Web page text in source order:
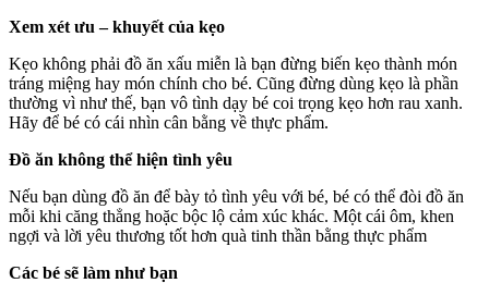
Xem xét ưu – khuyết của kẹo
Kẹo không phải đồ ăn xấu miễn là bạn đừng biến kẹo thành món
tráng miệng hay món chính cho bé. Cũng đừng dùng kẹo là phần
thường vì như thế, bạn vô tình dạy bé coi trọng kẹo hơn rau xanh.
Hãy để bé có cái nhìn cân bằng về thực phẩm.
Đồ ăn không thể hiện tình yêu
Nếu bạn dùng đồ ăn để bày tỏ tình yêu với bé, bé có thể đòi đồ ăn
mỗi khi căng thẳng hoặc bộc lộ cảm xúc khác. Một cái ôm, khen
ngợi và lời yêu thương tốt hơn quà tinh thần bằng thực phẩm
Các bé sẽ làm như bạn